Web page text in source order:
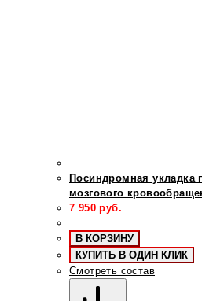
Посиндромная укладка
мозгового
7 950 руб.
В КОРЗИНУ
КУПИТЬ В ОДИН КЛИК
Смотреть состав